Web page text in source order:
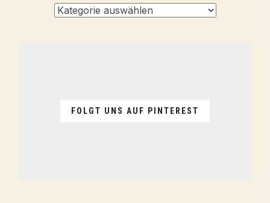
FOLGT UNS AUF PINTEREST